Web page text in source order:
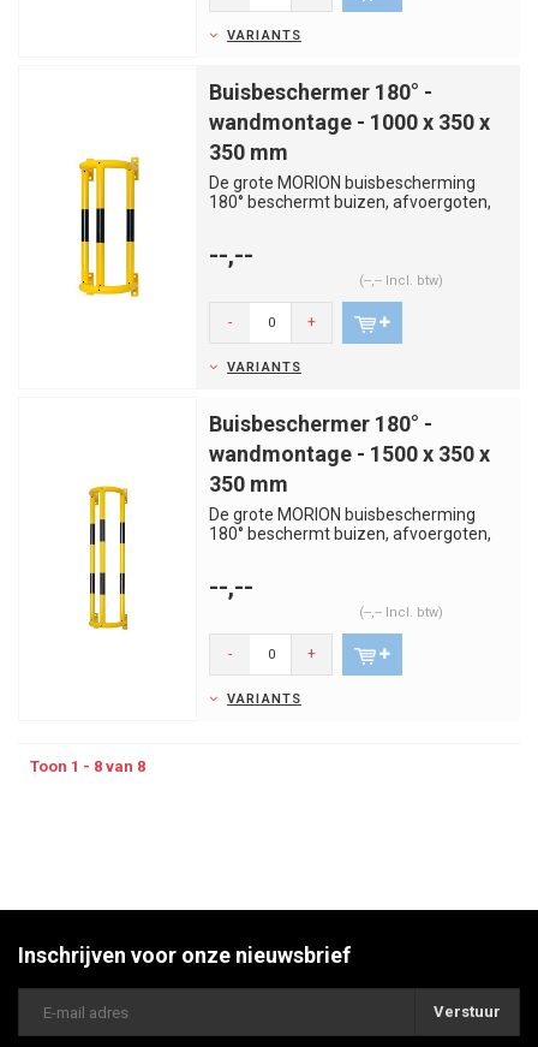
VARIANTS
Buisbeschermer 180° -
wandmontage - 1000 x 350 x
350 mm
De grote MORION buisbescherming
180° beschermt buizen, afvoergoten,
--,--
(--,-- Incl. btw)
- +
VARIANTS
Buisbeschermer 180° -
wandmontage - 1500 x 350 x
350 mm
De grote MORION buisbescherming
180° beschermt buizen, afvoergoten,
--,--
(--,-- Incl. btw)
- +
VARIANTS
Toon 1 - 8 van 8
Inschrijven voor onze nieuwsbrief
Verstuur